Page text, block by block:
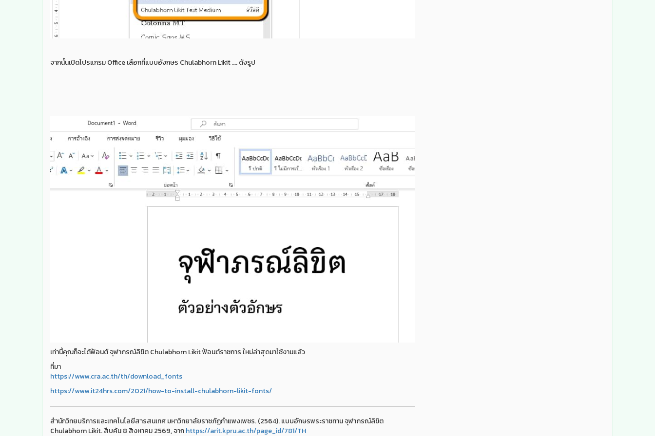
จากนั้นเปิดโปรแกรม Office เลือกที่แบบอังกษร Chulabhorn Likit …. ดังรูป
เท่านี้คุณก็จะได้ฟ้อนต์ จุฬาภรณ์ลิขิต Chulabhorn Likit ฟ้อนต์ราชการ ใหม่ล่าสุดมาใช้งานแล้ว
ที่มา
https://www.cra.ac.th/th/download_fonts
https://www.it24hrs.com/2021/how-to-install-chulabhorn-likit-fonts/
สำนักวิทยบริการและเทคโนโลยีสารสนเทศ มหาวิทยาลัยราชภัฏกำแพงเพชร. (2564). แบบอักษรพระราชทาน จุฬาภรณ์ลิขิต
Chulabhorn Likit. สืบค้น 8 สิงหาคม 2569, จากhttps://arit.kpru.ac.th/page_id/781/TH